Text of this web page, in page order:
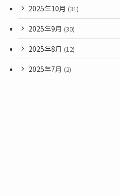
2025年10月 (31)
2025年9月 (30)
2025年8月 (12)
2025年7月 (2)